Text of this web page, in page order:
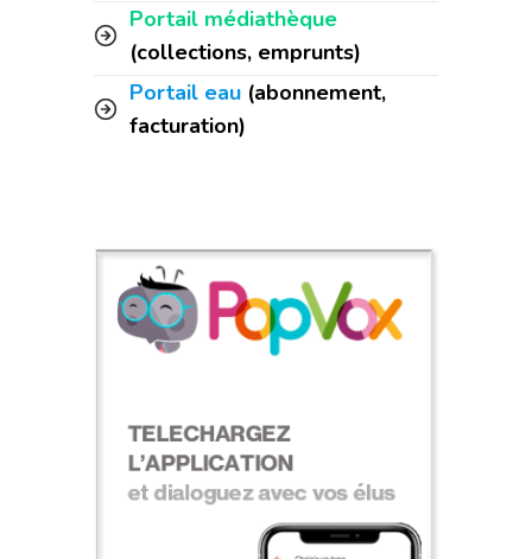
Portail médiathèque
(collections, emprunts)
Portail eau (abonnement,
facturation)